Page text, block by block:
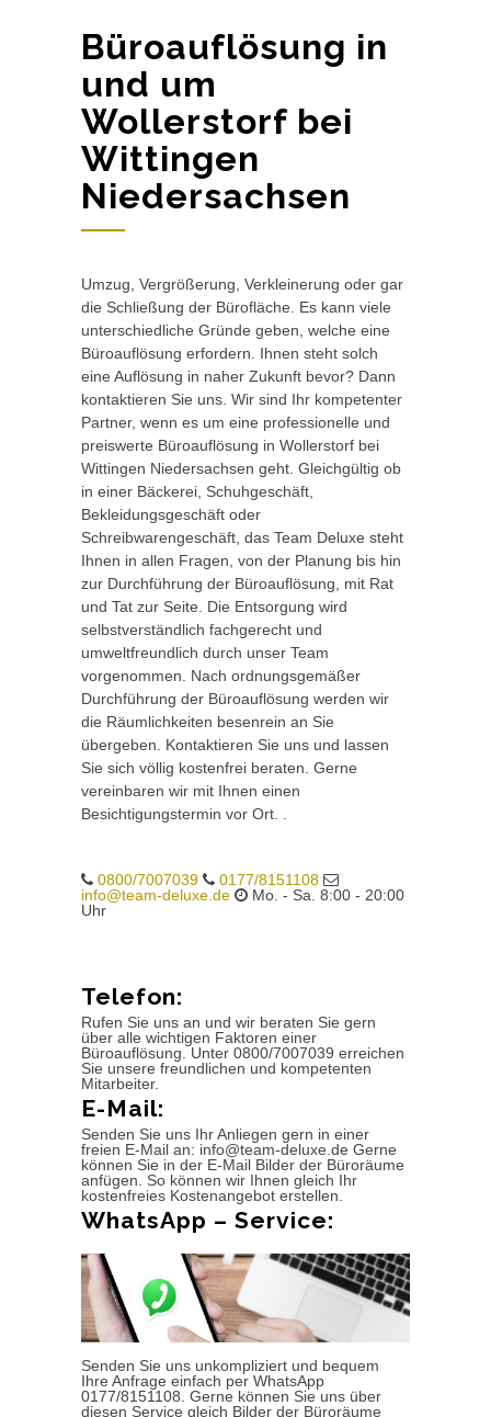
Büroauflösung in
und um
Wollerstorf bei
Wittingen
Niedersachsen
Umzug, Vergrößerung, Verkleinerung oder gar
die Schließung der Bürofläche. Es kann viele
unterschiedliche Gründe geben, welche eine
Büroauflösung erfordern. Ihnen steht solch
eine Auflösung in naher Zukunft bevor? Dann
kontaktieren Sie uns. Wir sind Ihr kompetenter
Partner, wenn es um eine professionelle und
preiswerte Büroauflösung in Wollerstorf bei
Wittingen Niedersachsen geht. Gleichgültig ob
in einer Bäckerei, Schuhgeschäft,
Bekleidungsgeschäft oder
Schreibwarengeschäft, das Team Deluxe steht
Ihnen in allen Fragen, von der Planung bis hin
zur Durchführung der Büroauflösung, mit Rat
und Tat zur Seite. Die Entsorgung wird
selbstverständlich fachgerecht und
umweltfreundlich durch unser Team
vorgenommen. Nach ordnungsgemäßer
Durchführung der Büroauflösung werden wir
die Räumlichkeiten besenrein an Sie
übergeben. Kontaktieren Sie uns und lassen
Sie sich völlig kostenfrei beraten. Gerne
vereinbaren wir mit Ihnen einen
Besichtigungstermin vor Ort. .
0800/7007039
0177/8151108
info@team-deluxe.de
Mo. - Sa. 8:00 - 20:00
Uhr
Telefon:
Rufen Sie uns an und wir beraten Sie gern
über alle wichtigen Faktoren einer
Büroauflösung. Unter 0800/7007039 erreichen
Sie unsere freundlichen und kompetenten
Mitarbeiter.
E-Mail:
Senden Sie uns Ihr Anliegen gern in einer
freien E-Mail an: info@team-deluxe.de Gerne
können Sie in der E-Mail Bilder der Büroräume
anfügen. So können wir Ihnen gleich Ihr
kostenfreies Kostenangebot erstellen.
WhatsApp – Service:
Senden Sie uns unkompliziert und bequem
Ihre Anfrage einfach per WhatsApp
0177/8151108. Gerne können Sie uns über
diesen Service gleich Bilder der Büroräume